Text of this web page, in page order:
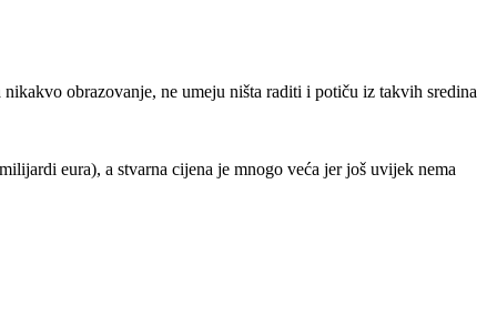
obrazovanje, ne umeju ništa raditi i potiču iz takvih sredina
eura), a stvarna cijena je mnogo veća jer još uvijek nema